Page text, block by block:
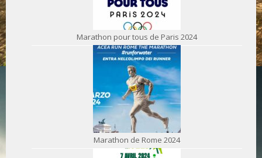
Marathon pour tous de Paris 2024
Marathon de Rome 2024